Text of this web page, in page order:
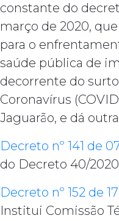
constante do
março de 2020,
para o
saúde pública de
decorrente do
Coronavírus
Jaguarão, e dá
Decreto nº 141 de
do Decreto 40/
Decreto nº 152 de
Institui Comissão